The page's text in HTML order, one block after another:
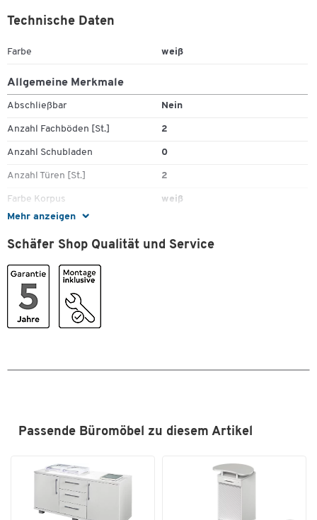
Mehr anzeigen
Technische Daten
Farbe weiß
Allgemeine Merkmale
Abschließbar Nein
Anzahl Fachböden [St.] 2
Anzahl Schubladen 0
Anzahl Türen [St.] 2
Farbe Korpus weiß
Farbe Tür
Gewicht [kg] 53.1
Griff
Höhe [mm]
Material
Oberfläche melaminharzbeschichtet
Schloss
Tiefe [mm]
Schäfer Shop Qualität und Service
Passende Büromöbel zu diesem Artikel